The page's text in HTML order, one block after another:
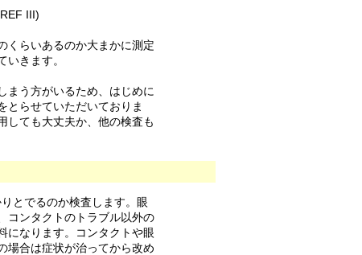
III)
くらいあるのか大まかに測定
いきます。
まう方がいるため、はじめに
とらせていただいておりま
しても大丈夫か、他の検査も
とでるのか検査します。眼
コンタクトのトラブル以外の
になります。コンタクトや眼
場合は症状が治ってから改め